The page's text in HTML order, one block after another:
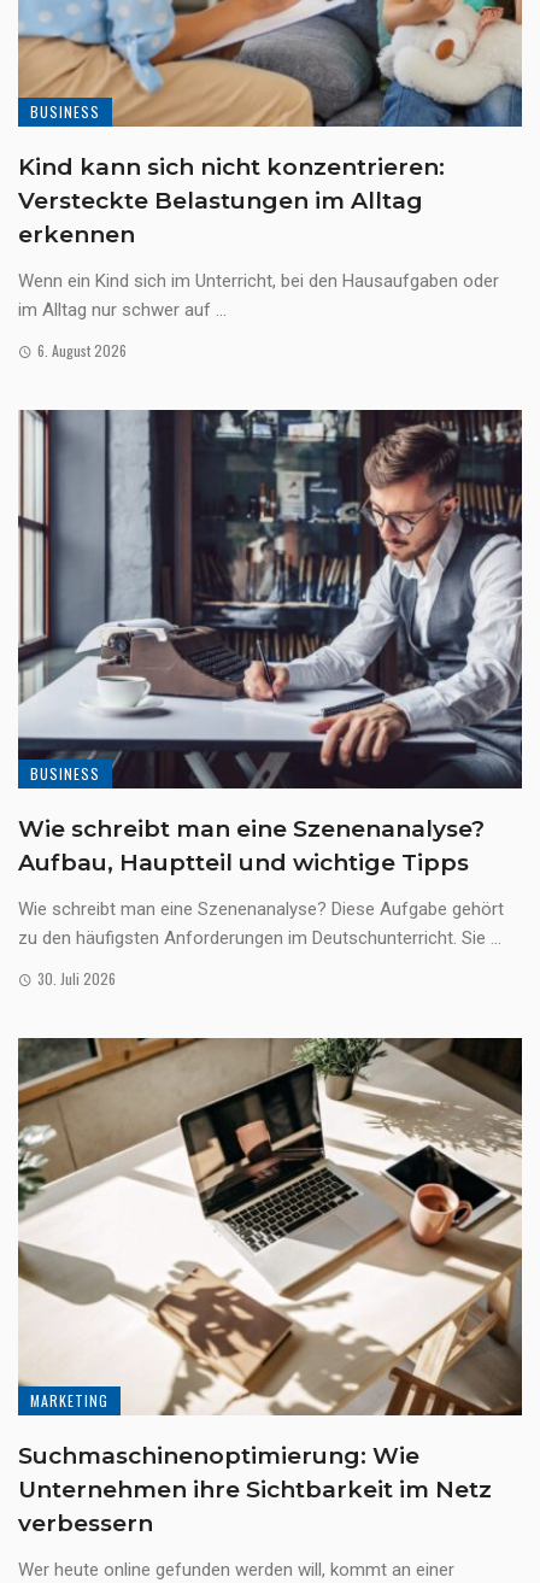
BUSINESS
Kind kann sich nicht konzentrieren:
Versteckte Belastungen im Alltag
erkennen
Wenn ein Kind sich im Unterricht, bei den Hausaufgaben oder
im Alltag nur schwer auf ...
6. August 2026
BUSINESS
Wie schreibt man eine Szenenanalyse?
Aufbau, Hauptteil und wichtige Tipps
Wie schreibt man eine Szenenanalyse? Diese Aufgabe gehört
zu den häufigsten Anforderungen im Deutschunterricht. Sie ...
30. Juli 2026
MARKETING
Suchmaschinenoptimierung: Wie
Unternehmen ihre Sichtbarkeit im Netz
verbessern
Wer heute online gefunden werden will, kommt an einer